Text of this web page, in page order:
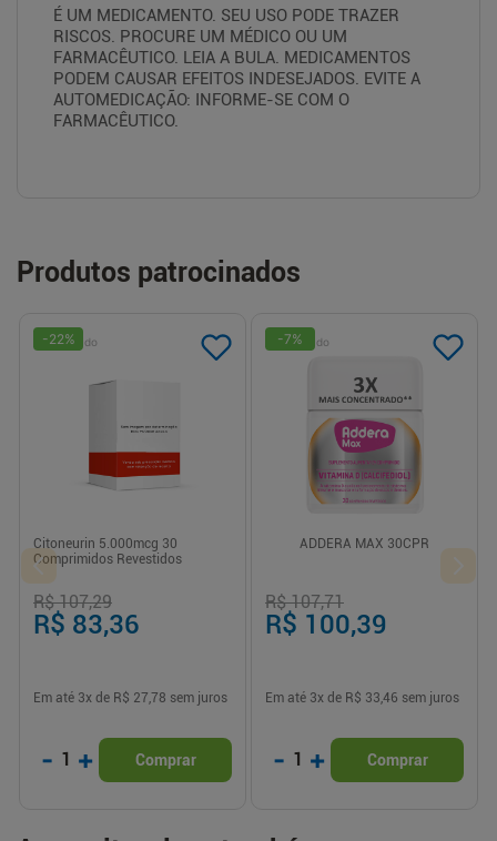
É UM MEDICAMENTO. SEU USO PODE TRAZER
RISCOS. PROCURE UM MÉDICO OU UM
FARMACÊUTICO. LEIA A BULA. MEDICAMENTOS
PODEM CAUSAR EFEITOS INDESEJADOS. EVITE A
AUTOMEDICAÇÃO: INFORME-SE COM O
FARMACÊUTICO.
Produtos patrocinados
Patrocinado
-22%
Citoneurin 5.000mcg 30
Comprimidos Revestidos
R$ 107,29
R$ 83,36
Em até 3x de R$ 27,78 sem juros
- 1 + Comprar
Patrocinado
-7%
ADDERA MAX 30CPR
R$ 107,71
R$ 100,39
Em até 3x de R$ 33,46 sem juros
- 1 + Comprar